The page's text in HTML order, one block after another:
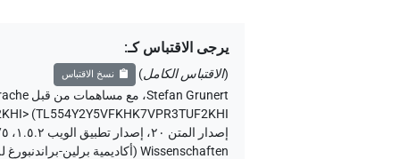
يرجى الاقتباس كـ:
(الاقتباس الكامل) نسخ الاقتباس
Stefan Grunert، مع مساهمات من قبل
TL554Y2Y5VFKHK7VPR3TUF2KHI
)